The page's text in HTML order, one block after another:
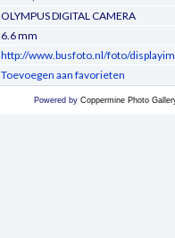
OLYMPUS DIGITAL CAMERA
6.6 mm
http://www.busfoto.nl/foto/
Toevoegen aan favorieten
Powered by Coppermine Photo